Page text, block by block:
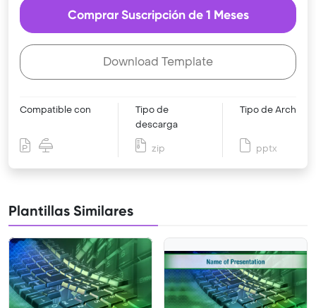
Comprar Suscripción de 1 Meses
Download Template
Compatible con
Tipo de
descarga
zip
Tipo de Archivo
pptx
Plantillas Similares